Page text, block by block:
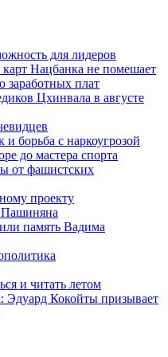
для лидеров
Нацбанка не помешает
заработных плат
Цхинвала в августе
и борьба с наркоугрозой
до мастера спорта
от фашистских
проекту
Пашиняна
память Вадима
и читать летом
Эдуард Кокойты призывает